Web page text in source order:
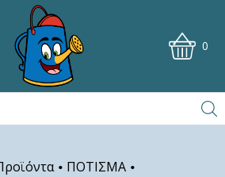
0
• ΠΟΤΙΣΜΑ •